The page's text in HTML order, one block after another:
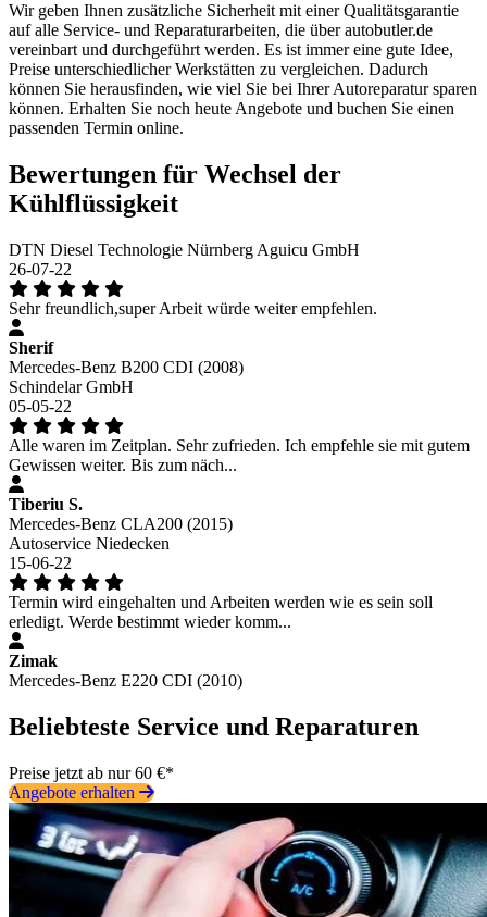
Wir geben Ihnen zusätzliche Sicherheit mit einer Qualitätsgarantie
auf alle Service- und Reparaturarbeiten, die über autobutler.de
vereinbart und durchgeführt werden. Es ist immer eine gute Idee,
Preise unterschiedlicher Werkstätten zu vergleichen. Dadurch
können Sie herausfinden, wie viel Sie bei Ihrer Autoreparatur sparen
können. Erhalten Sie noch heute Angebote und buchen Sie einen
passenden Termin online.
Bewertungen für Wechsel der
Kühlflüssigkeit
DTN Diesel Technologie Nürnberg Aguicu GmbH
26-07-22
Sehr freundlich,super Arbeit würde weiter empfehlen.
Sherif
Mercedes-Benz B200 CDI (2008)
Schindelar GmbH
05-05-22
Alle waren im Zeitplan. Sehr zufrieden. Ich empfehle sie mit gutem
Gewissen weiter. Bis zum näch...
Tiberiu S.
Mercedes-Benz CLA200 (2015)
Autoservice Niedecken
15-06-22
Termin wird eingehalten und Arbeiten werden wie es sein soll
erledigt. Werde bestimmt wieder komm...
Zimak
Mercedes-Benz E220 CDI (2010)
Beliebteste Service und Reparaturen
Preise jetzt ab nur 60 €*
Angebote erhalten